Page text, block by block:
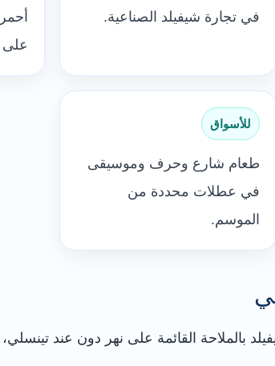
في تجارة شيفيلد الصناعية.
للأسواق
طعام شارع وحرف وموسيقى
في عطلات محددة من
الموسم.